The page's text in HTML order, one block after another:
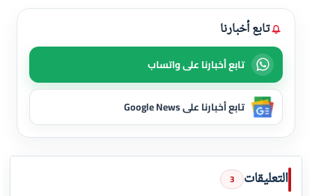
تابع أخبارنا
تابع أخبارنا على واتساب
تابع أخبارنا على Google News
التعليقات 3